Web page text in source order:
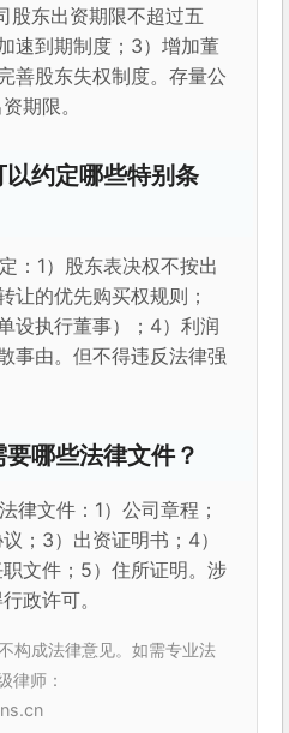
股东出资期限不超过五
速到期制度；3）增加董
善股东失权制度。存量公
期限。
以约定哪些特别条
：1）股东表决权不按出
让的优先购买权规则；
设执行董事）；4）利润
事由。但不得违反法律强
哪些法律文件？
律文件：1）公司章程；
；3）出资证明书；4）
文件；5）住所证明。涉
政许可。
构成法律意见。如需专业法
律师：